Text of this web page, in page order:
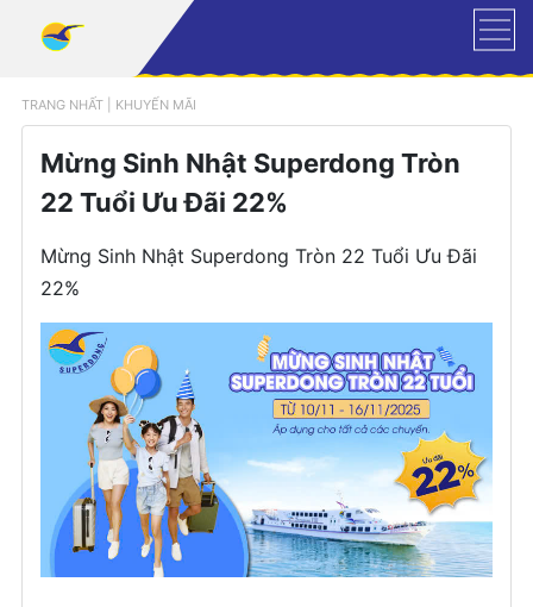
TRANG NHẤT| KHUYẾN MÃI
Mừng Sinh Nhật Superdong Tròn
22 Tuổi Ưu Đãi 22%
Mừng Sinh Nhật Superdong Tròn 22 Tuổi Ưu Đãi
22%